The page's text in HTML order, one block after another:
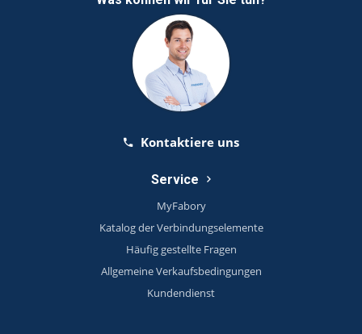
Kontaktiere uns
Service
MyFabory
Katalog der Verbindungselemente
Häufig gestellte Fragen
Allgemeine Verkaufsbedingungen
Kundendienst